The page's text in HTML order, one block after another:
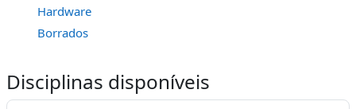
Hardware
Borrados
Disciplinas disponíveis